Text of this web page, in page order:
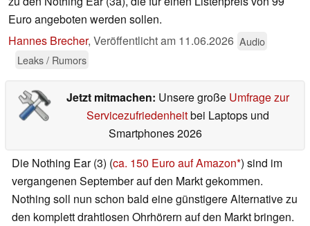
Euro angeboten werden sollen.
Hannes Brecher, Veröffentlicht am 11.06.2026 Audio
Leaks / Rumors
Jetzt mitmachen: Unsere große Umfrage zur
Servicezufriedenheitbei Laptops und
Smartphones 2026
Die Nothing Ear (3) (ca. 150 Euro auf Amazon ) sind im
vergangenen September auf den Markt gekommen.
Nothing soll nun schon bald eine günstigere Alternative zu
den komplett drahtlosen Ohrhörern auf den Markt bringen.